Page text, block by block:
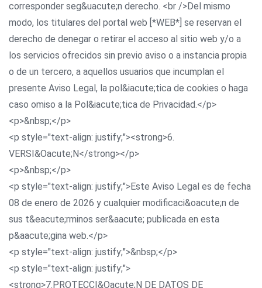
corresponder seg&uacute;n derecho. <br />Del mismo
modo, los titulares del portal web [*WEB*] se reservan el
derecho de denegar o retirar el acceso al sitio web y/o a
los servicios ofrecidos sin previo aviso o a instancia propia
o de un tercero, a aquellos usuarios que incumplan el
presente Aviso Legal, la pol&iacute;tica de cookies o haga
caso omiso a la Pol&iacute;tica de Privacidad.</p>
<p>&nbsp;</p>
<p style="text-align: justify;"><strong>6.
VERSI&Oacute;N</strong></p>
<p>&nbsp;</p>
<p style="text-align: justify;">Este Aviso Legal es de fecha
08 de enero de 2026 y cualquier modificaci&oacute;n de
sus t&eacute;rminos ser&aacute; publicada en esta
p&aacute;gina web.</p>
<p style="text-align: justify;">&nbsp;</p>
<p style="text-align: justify;">
<strong>7.PROTECCI&Oacute;N DE DATOS DE